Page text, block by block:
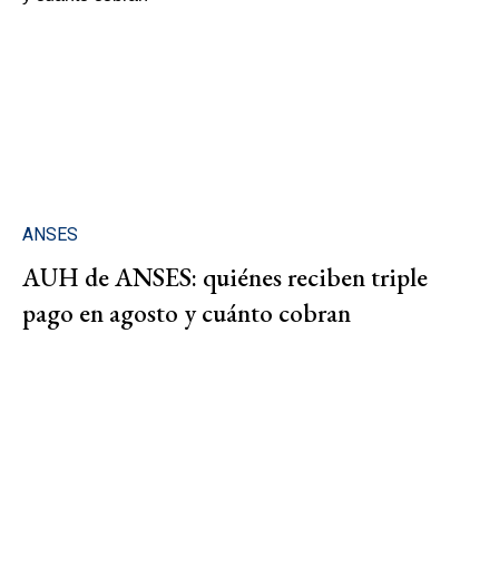
ANSES
AUH de ANSES: quiénes reciben triple
pago en agosto y cuánto cobran